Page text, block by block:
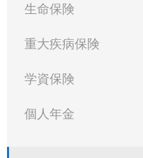
生命保険
重大疾病保険
学資保険
個人年金